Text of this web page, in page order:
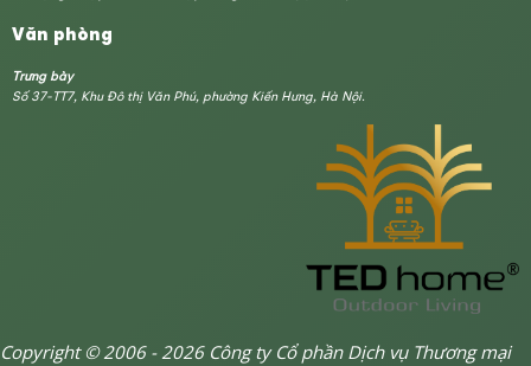
Văn phòng
Trưng bày
Số 37-TT7, Khu Đô thị Văn Phú, phường Kiến Hưng, Hà Nội.
Copyright © 2006 - 2026 Công ty Cổ phần Dịch vụ Thương mại